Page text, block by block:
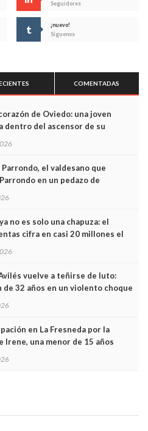
Seguidores
¡nuevo!
Síguenos
COMENTADAS
de Oviedo: una joven
dentro del ascensor de su
captan sus últimos minutos
el valdesano que
en un pedazo de
ya no es solo una chapuza: el
cifra en casi 20 millones el
trenes que no cabían por los
vuelve a teñirse de luto:
de 32 años en un violento choque
en La Fresneda por la
Irene, una menor de 15 años